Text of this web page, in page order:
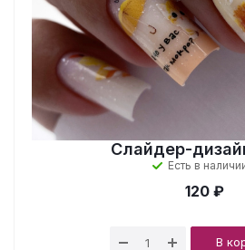
Слайдер-
Есть в
120 ₽
В